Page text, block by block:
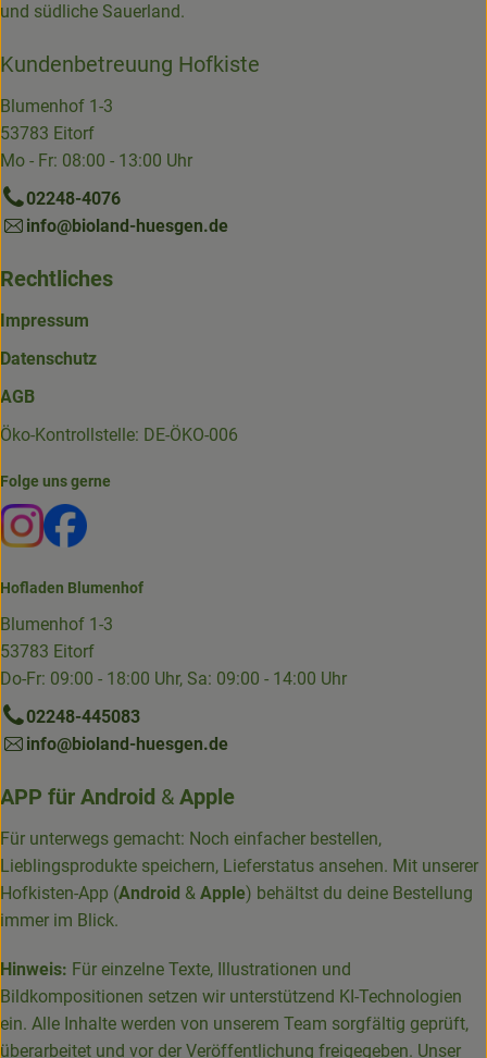
und südliche Sauerland.
Kundenbetreuung Hofkiste
Blumenhof 1-3
53783 Eitorf
Mo - Fr: 08:00 - 13:00 Uhr
02248-4076
info@bioland-huesgen.de
Rechtliches
Impressum
Datenschutz
AGB
Öko-Kontrollstelle: DE-ÖKO-006
Folge uns gerne
Externer Link zu https://www.instagram.com/die.hofkiste/
Externer Link zu https://www.facebook.com/p/Die-
Hofladen Blumenhof
Blumenhof 1-3
53783 Eitorf
Do-Fr: 09:00 - 18:00 Uhr, Sa: 09:00 - 14:00 Uhr
02248-445083
info@bioland-huesgen.de
APP für Android & Apple
Für unterwegs gemacht: Noch einfacher bestellen,
Lieblingsprodukte speichern, Lieferstatus ansehen. Mit unserer
Hofkisten-App (Android & Apple) behältst du deine Bestellung
immer im Blick.
Hinweis: Für einzelne Texte, Illustrationen und
Bildkompositionen setzen wir unterstützend KI-Technologien
ein. Alle Inhalte werden von unserem Team sorgfältig geprüft,
überarbeitet und vor der Veröffentlichung freigegeben. Unser